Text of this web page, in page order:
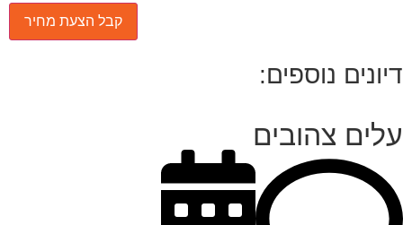
נוספים:
צהובים